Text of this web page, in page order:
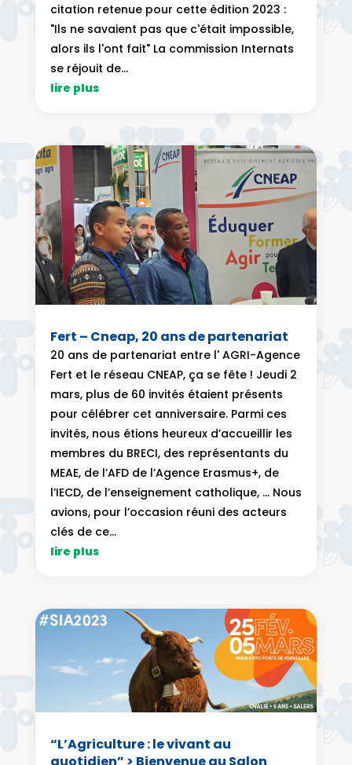
citation retenue pour cette édition 2023 :
"Ils ne savaient pas que c'était impossible,
alors ils l'ont fait" La commission Internats
se réjouit de...
lire plus
Fert – Cneap, 20 ans de partenariat
20 ans de partenariat entre l' AGRI-Agence
Fert et le réseau CNEAP, ça se fête ! Jeudi 2
mars, plus de 60 invités étaient présents
pour célébrer cet anniversaire. Parmi ces
invités, nous étions heureux d’accueillir les
membres du BRECI, des représentants du
MEAE, de l’AFD de l’Agence Erasmus+, de
l’IECD, de l’enseignement catholique, … Nous
avions, pour l’occasion réuni des acteurs
clés de ce...
lire plus
“L’Agriculture : le vivant au